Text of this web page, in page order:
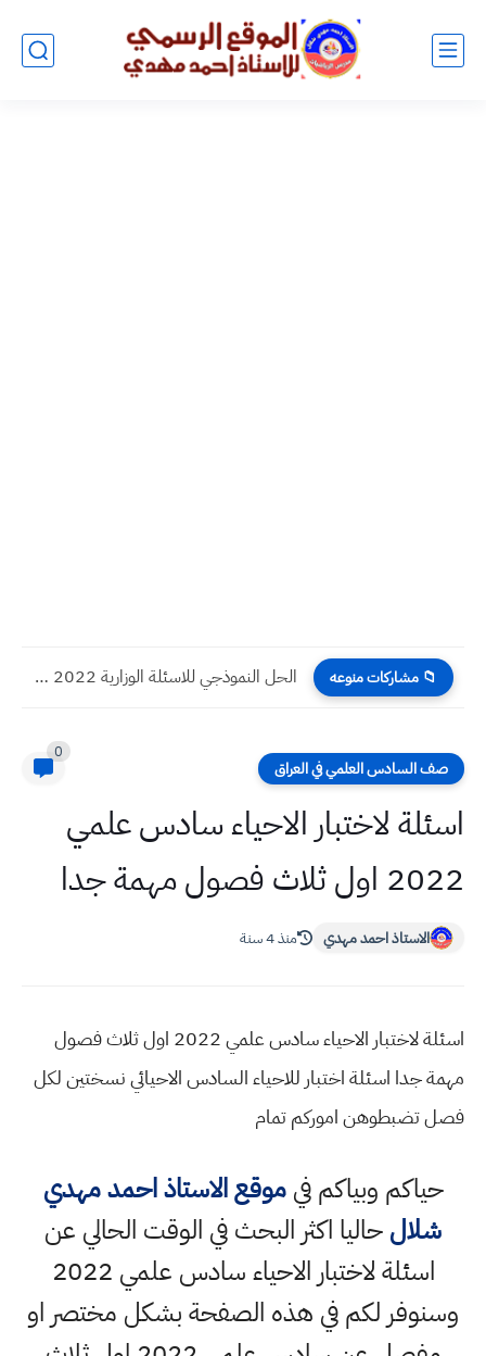
📁 مشاركات منوعه الحل النموذجي للاسئلة الوزارية 2022 اللغة الانكليزية الفرع الاحيائي
صف السادس العلمي في العراق
0
اسئلة لاختبار الاحياء سادس علمي
2022 اول ثلاث فصول مهمة جدا
الاستاذ احمد مهدي منذ 4 سنة
اسئلة لاختبار الاحياء سادس علمي 2022 اول ثلاث فصول
مهمة جدا اسئلة اختبار للاحياء السادس الاحيائي نسختين لكل
فصل تضبطوهن اموركم تمام
حياكم وبياكم فيموقع الاستاذ احمد مهدي
شلالحاليا اكثر البحث في الوقت الحالي عن
اسئلة لاختبار الاحياء سادس علمي 2022
وسنوفر لكم في هذه الصفحة بشكل مختصر او